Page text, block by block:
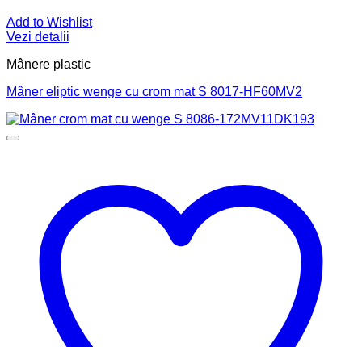
Add to Wishlist
Vezi detalii
Mânere plastic
Mâner eliptic wenge cu crom mat S 8017-HF60MV2